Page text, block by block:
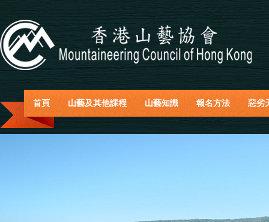
首頁 山藝及其他課程 山藝知識 報名方法 惡劣